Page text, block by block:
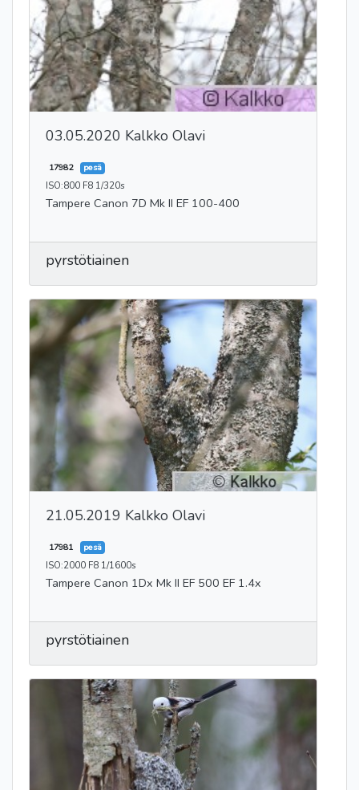
03.05.2020 Kalkko Olavi
17982 pesä
ISO:800 F8 1/320s
Tampere Canon 7D Mk II EF 100-400
pyrstötiainen
21.05.2019 Kalkko Olavi
17981 pesä
ISO:2000 F8 1/1600s
Tampere Canon 1Dx Mk II EF 500 EF 1.4x
pyrstötiainen